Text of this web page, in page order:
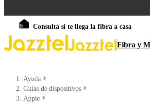
Consulta si te llega la fibra a casa
Fibra y
Ayuda
Guías de dispositivos
Apple